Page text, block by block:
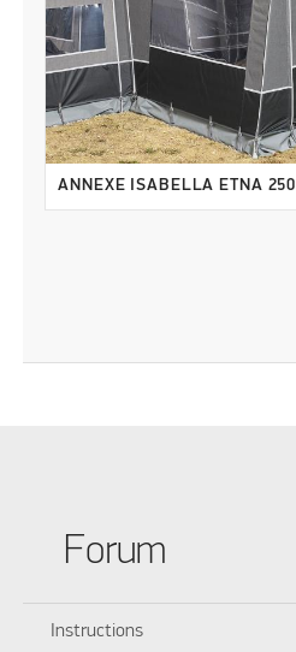
ANNEXE ISABELLA ETNA 250
Forum
Instructions